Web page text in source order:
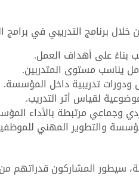
برنامج التدريبي في برامج
بناءً على أهداف العمل.
يناسب مستوى المتدربين.
تدريبية داخل المؤسسة.
لقياس أثر التدريب.
وجماعي مرتبطة بالأداء
والتطوير المهني
سيطور المشاركون قدراتهم